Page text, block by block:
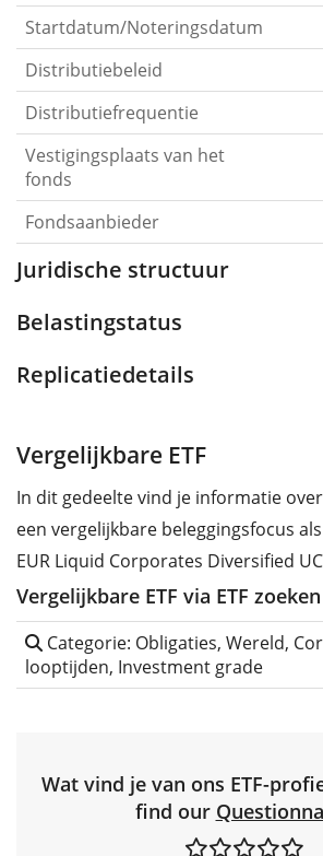
Startdatum/Noteringsdatum
Distributiebeleid
Distributiefrequentie
Vestigingsplaats van het
fonds
Fondsaanbieder
Juridische structuur
Belastingstatus
Replicatiedetails
Vergelijkbare ETF
In dit gedeelte vind je informatie
een vergelijkbare beleggingsfocus
EUR Liquid Corporates Diversified
Vergelijkbare ETF via ETF zoeken
Categorie: Obligaties, Wereld,
looptijden, Investment grade
Wat vind je van ons ETF-
find our